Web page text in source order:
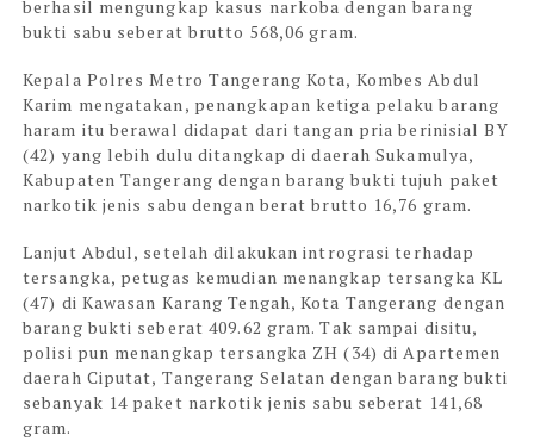
berhasil mengungkap kasus narkoba dengan barang
bukti sabu seberat brutto 568,06 gram.
Kepala Polres Metro Tangerang Kota, Kombes Abdul
Karim mengatakan, penangkapan ketiga pelaku barang
haram itu berawal didapat dari tangan pria berinisial BY
(42) yang lebih dulu ditangkap di daerah Sukamulya,
Kabupaten Tangerang dengan barang bukti tujuh paket
narkotik jenis sabu dengan berat brutto 16,76 gram.
Lanjut Abdul, setelah dilakukan intrograsi terhadap
tersangka, petugas kemudian menangkap tersangka KL
(47) di Kawasan Karang Tengah, Kota Tangerang dengan
barang bukti seberat 409.62 gram. Tak sampai disitu,
polisi pun menangkap tersangka ZH (34) di Apartemen
daerah Ciputat, Tangerang Selatan dengan barang bukti
sebanyak 14 paket narkotik jenis sabu seberat 141,68
gram.